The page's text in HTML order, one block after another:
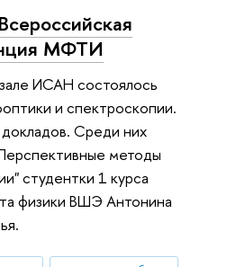
МФТИ
ИСАН состоялось
и спектроскопии.
Среди них
методы
студентки 1 курса
физики ВШЭ Антонина